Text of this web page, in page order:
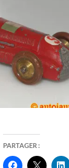
PARTAGER :